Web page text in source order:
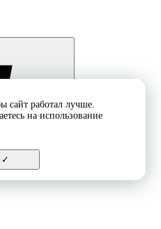
сайт работал лучше.
на использование
✓